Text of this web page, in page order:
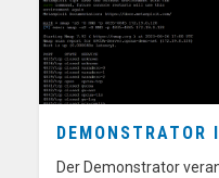
DEMONSTRATOR
Der Demonstrator